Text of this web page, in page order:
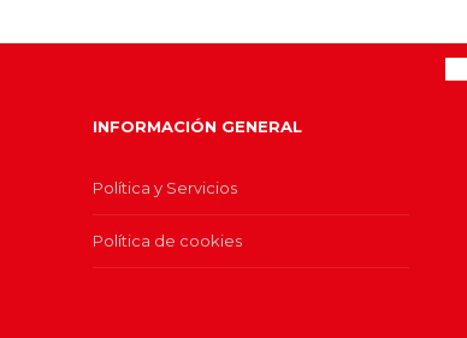
INFORMACIÓN GENERAL
Política y Servicios
Política de cookies